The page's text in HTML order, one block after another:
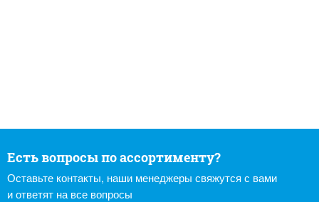
Есть вопросы по ассортименту?
Оставьте контакты, наши менеджеры свяжутся с вами
и ответят на все вопросы